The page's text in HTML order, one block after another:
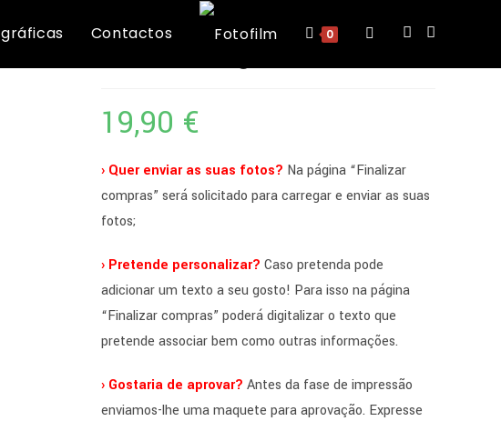
Contactos 0 Toggle
search
19,90 €
› Quer enviar as suas fotos? Na página “Finalizar
compras” será solicitado para carregar e enviar as suas
fotos;
› Pretende personalizar? Caso pretenda pode
adicionar um texto a seu gosto! Para isso na página
“Finalizar compras” poderá digitalizar o texto que
pretende associar bem como outras informações.
› Gostaria de aprovar?Antes da fase de impressão
enviamos-lhe uma maquete para aprovação. Expresse